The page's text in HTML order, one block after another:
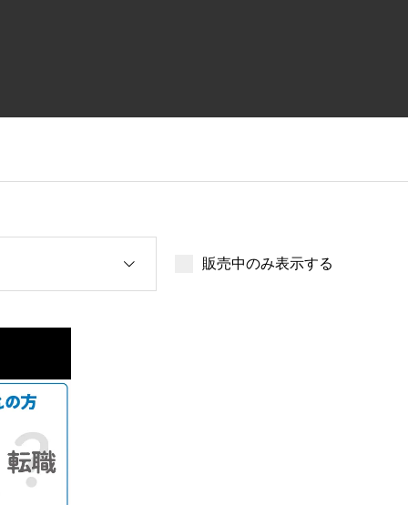
販売中のみ表示する